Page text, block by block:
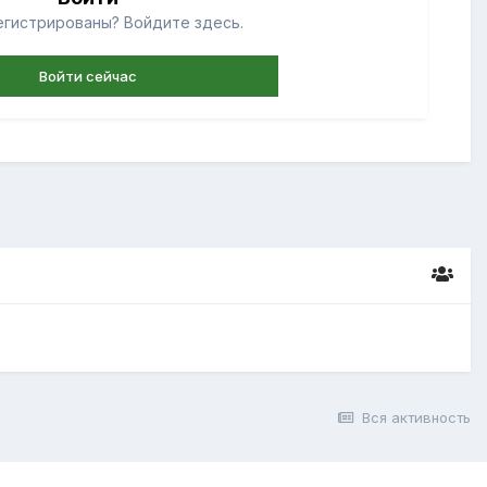
Войдите здесь.
Войти сейчас
Вся активность